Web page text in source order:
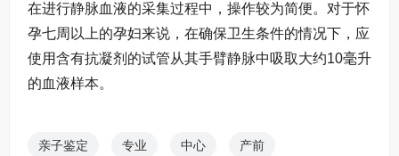
在进行静脉血液的采集过程中，操作较为简便。对于怀
孕七周以上的孕妇来说，在确保卫生条件的情况下，应
使用含有抗凝剂的试管从其手臂静脉中吸取大约10毫升
的血液样本。
亲子鉴定 专业 中心 产前